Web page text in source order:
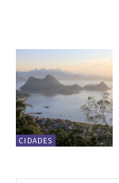
CIDADES